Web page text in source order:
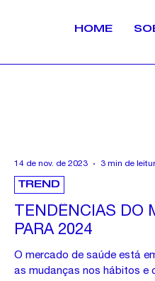
HOME
TENDÊNCIAS DO
PARA 2024
O mercado de saúde está
as mudanças nos hábitos e
TREND
14 de nov. de 2023 3 min de